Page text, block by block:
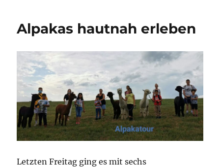
Alpakas hautnah erleben
Letzten Freitag ging es mit sechs